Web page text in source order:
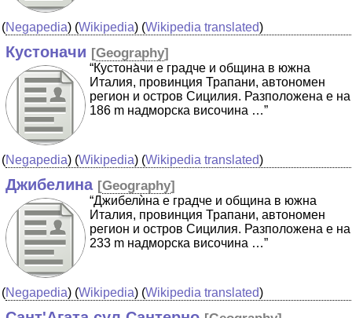
(Negapedia) (Wikipedia) (Wikipedia translated)
Кустоначи [Geography]
“Кустона̀чи е градче и община в южна
Италия, провинция Трапани, автономен
регион и остров Сицилия. Разположена е на
186 m надморска височина …”
(Negapedia) (Wikipedia) (Wikipedia translated)
Джибелина [Geography]
“Джибелѝна е градче и община в южна
Италия, провинция Трапани, автономен
регион и остров Сицилия. Разположена е на
233 m надморска височина …”
(Negapedia) (Wikipedia) (Wikipedia translated)